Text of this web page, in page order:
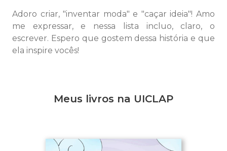
Adoro criar, "inventar moda" e "caçar ideia"! Amo
me expressar, e nessa lista incluo, claro, o
escrever. Espero que gostem dessa história e que
ela inspire vocês!
Meus livros na UICLAP